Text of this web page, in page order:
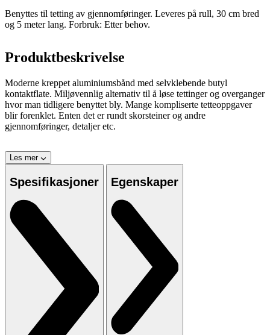
Benyttes til tetting av gjennomføringer. Leveres på rull, 30 cm bred
og 5 meter lang. Forbruk: Etter behov.
Produktbeskrivelse
Moderne kreppet aluminiumsbånd med selvklebende butyl
kontaktflate. Miljøvennlig alternativ til å løse tettinger og overganger
hvor man tidligere benyttet bly. Mange kompliserte tetteoppgaver
blir forenklet. Enten det er rundt skorsteiner og andre
gjennomføringer, detaljer etc.
Les mer
Spesifikasjoner Egenskaper